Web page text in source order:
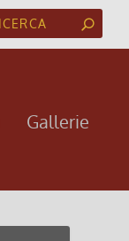
Gallerie